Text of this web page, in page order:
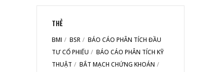
THẺ
BMI BSR
BÁO CÁO PHÂN TÍCH ĐẦU
TƯ CỔ PHIẾU
BÁO CÁO PHÂN TÍCH KỸ
THUẬT
BẮT MẠCH CHỨNG KHOÁN